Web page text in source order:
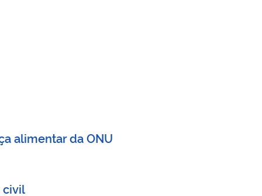
alimentar da ONU
civil